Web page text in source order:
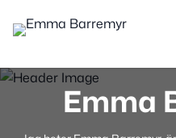
Emma